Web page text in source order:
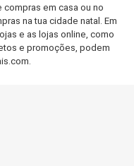
em casa ou no
na tua cidade natal. Em
e as lojas online, como
e promoções, podem